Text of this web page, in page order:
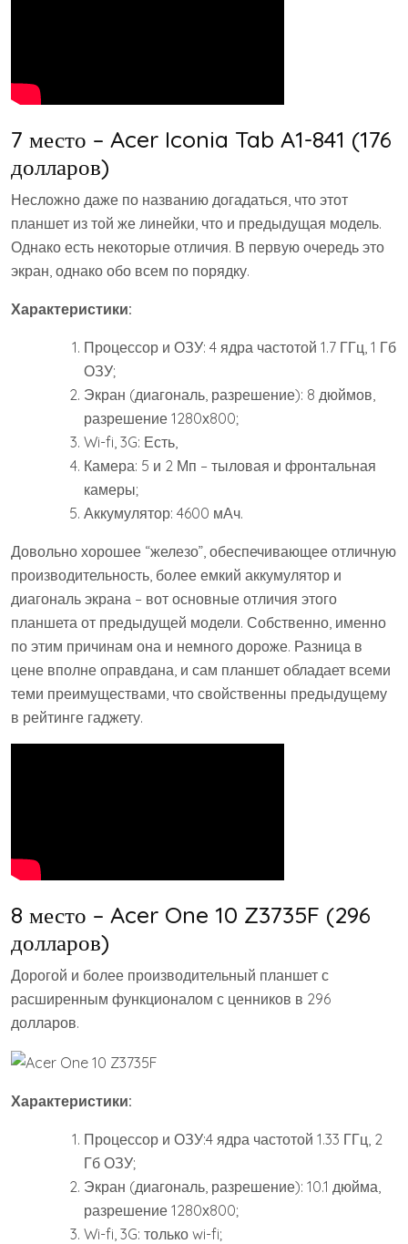
7 место – Acer Iconia Tab A1-841 (176
долларов)
Несложно даже по названию догадаться, что этот
планшет из той же линейки, что и предыдущая модель.
Однако есть некоторые отличия. В первую очередь это
экран, однако обо всем по порядку.
Характеристики:
Процессор и ОЗУ: 4 ядра частотой 1.7 ГГц, 1 Гб
ОЗУ;
Экран (диагональ, разрешение): 8 дюймов,
разрешение 1280х800;
Wi-fi, 3G: Есть,
Камера: 5 и 2 Мп – тыловая и фронтальная
камеры;
Аккумулятор: 4600 мАч.
Довольно хорошее “железо”, обеспечивающее отличную
производительность, более емкий аккумулятор и
диагональ экрана – вот основные отличия этого
планшета от предыдущей модели. Собственно, именно
по этим причинам она и немного дороже. Разница в
цене вполне оправдана, и сам планшет обладает всеми
теми преимуществами, что свойственны предыдущему
в рейтинге гаджету.
8 место – Acer One 10 Z3735F (296
долларов)
Дорогой и более производительный планшет с
расширенным функционалом с ценников в 296
долларов.
Характеристики:
Процессор и ОЗУ:4 ядра частотой 1.33 ГГц, 2
Гб ОЗУ;
Экран (диагональ, разрешение): 10.1 дюйма,
разрешение 1280х800;
Wi-fi, 3G: только wi-fi;